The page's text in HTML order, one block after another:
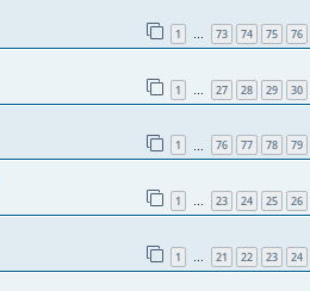
1 … 73 74 75 76
1 … 27 28 29 30
1 76 77 78 79
1 … 23 24 25 26
1 21 22 23 24